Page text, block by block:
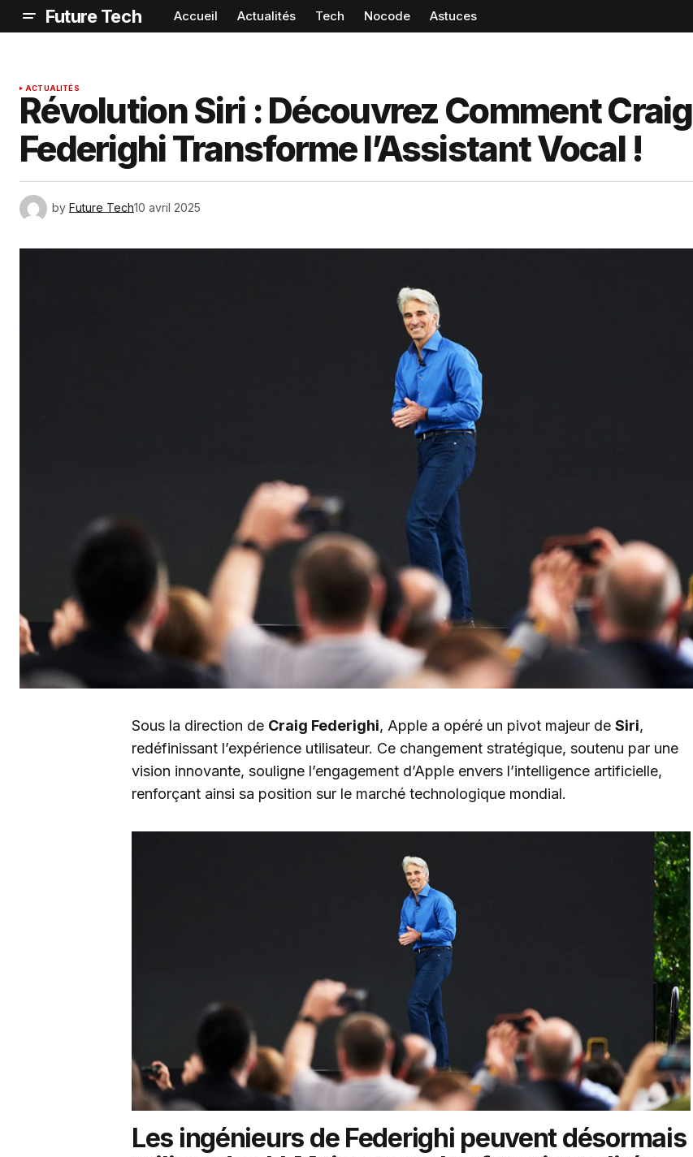
Future Tech Accueil Actualités Tech Nocode Astuces
ACTUALITÉS
Révolution Siri : Découvrez Comment Craig
Federighi Transforme l’Assistant Vocal !
by Future Tech10 avril 2025
Sous la direction de Craig Federighi, Apple a opéré un pivot majeur de Siri,
redéfinissant l’expérience utilisateur. Ce changement stratégique, soutenu par une
vision innovante, souligne l’engagement d’Apple envers l’intelligence artificielle,
renforçant ainsi sa position sur le marché technologique mondial.
Les ingénieurs de Federighi peuvent désormais